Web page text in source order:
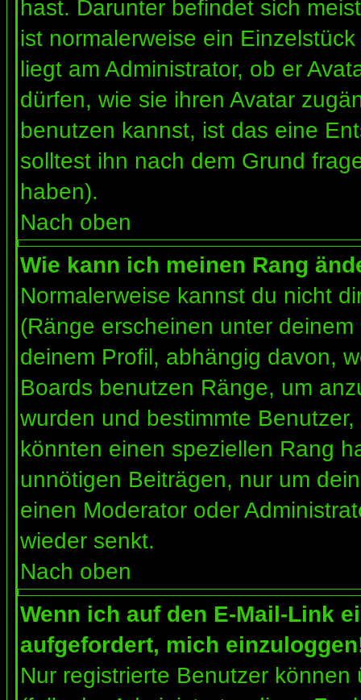
hast. Darunter befindet sich
ist normalerweise ein
liegt am Administrator, ob er
dürfen, wie sie ihren Avatar
benutzen kannst, ist das eine
solltest ihn nach dem Grund
haben).
Nach oben
Wie kann ich meinen Rang
Normalerweise kannst du nicht
(Ränge erscheinen unter
deinem Profil, abhängig davon,
Boards benutzen Ränge, um
wurden und bestimmte
könnten einen speziellen Rang
unnötigen Beiträgen, nur um
einen Moderator oder
wieder senkt.
Nach oben
Wenn ich auf den E-Mail-Link
aufgefordert, mich
Nur registrierte Benutzer